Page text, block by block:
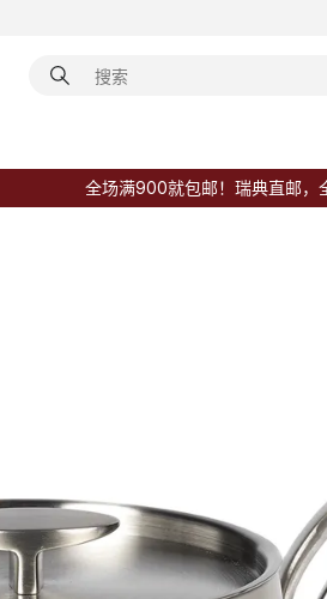
全场满900就包邮！瑞典直邮，